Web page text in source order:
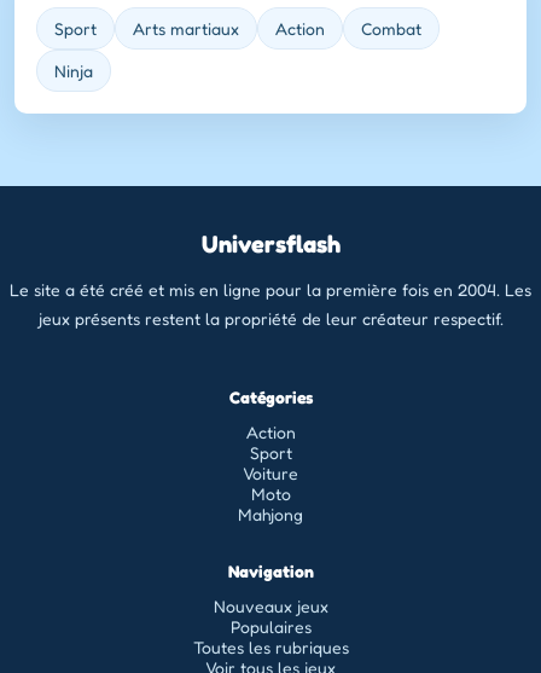
Sport Arts martiaux Action Combat
Ninja
Universflash
Le site a été créé et mis en ligne pour la première fois en 2004. Les
jeux présents restent la propriété de leur créateur respectif.
Catégories
Action
Sport
Voiture
Moto
Mahjong
Navigation
Nouveaux jeux
Populaires
Toutes les rubriques
Voir tous les jeux